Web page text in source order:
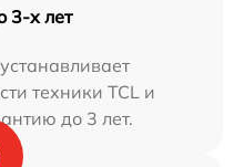
3-х лет
техники TCL и
до 3 лет.